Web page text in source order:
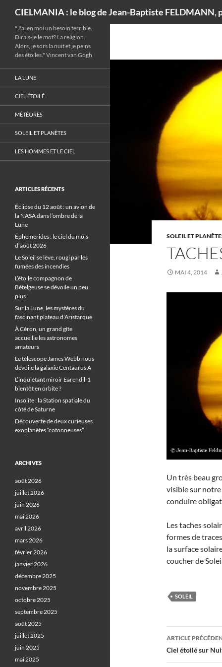
CIELMANIA : le blog de Jean-Baptiste FELDMANN,
SOLEIL ET
MAI 4, 2014
Un très beau
visible sur
conduire
Les taches
formes de
la surface
coucher de
SOLEIL
des
ARTICLE
Ciel étoilé sur
"J'ai en moi un besoin terrible.
Dirais-je le mot? La religion.
Alors, je sors la nuit et je peins
des étoiles." Vincent van Gogh
LA LUNE
CIEL ÉTOILÉ
MÉTÉORES
SOLEIL ET PLANÈTES
LES HOMMES ET LE CIEL
ARTICLES RÉCENTS
Éclipse du 12 août : un avion de
la NASA dans l’ombre de la
Lune
Éphémérides : le ciel du mois
d’août 2026
Le Soleil se lève, rougi par les
fumées des incendies
L’étoile compagnon de
Bételgeuse se dévoile un peu
plus
Sur la Lune, les mystères du
fascinant plateau d’Aristarque
À Céron, un grand gîte
accueille les astronomes
amateurs
Le télescope James Webb nous
dévoile la galaxie Centaurus A
L’inquiétant miroir Eärendil-1
bientôt en orbite ?
Insolite : la Station spatiale du
côté de Saturne
Découverte de deux curieuses
exoplanètes “cotonneuses”
ARCHIVES
août 2026
juillet 2026
juin 2026
mai 2026
avril 2026
mars 2026
février 2026
janvier 2026
décembre 2025
novembre 2025
octobre 2025
septembre 2025
août 2025
juillet 2025
juin 2025
mai 2025